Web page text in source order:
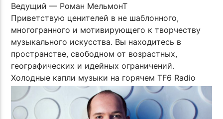
Ведущий — Роман МельмонТ
Приветствую ценителей в не шаблонного,
многогранного и мотивирующего к творчеству
музыкального искусства. Вы находитесь в
пространстве, свободном от возрастных,
географических и идейных ограничений.
Холодные капли музыки на горячем TF6 Radio